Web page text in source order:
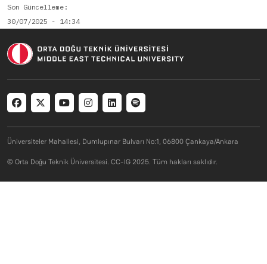
Son Güncelleme
30/07/2025 - 14:34
Social menu
Üniversiteler Mahallesi, Dumlupınar Bulvarı No:1, 06800 Çankaya/Ankara
© Orta Doğu Teknik Üniversitesi. CC-IG 2025. Tüm hakları saklıdır.